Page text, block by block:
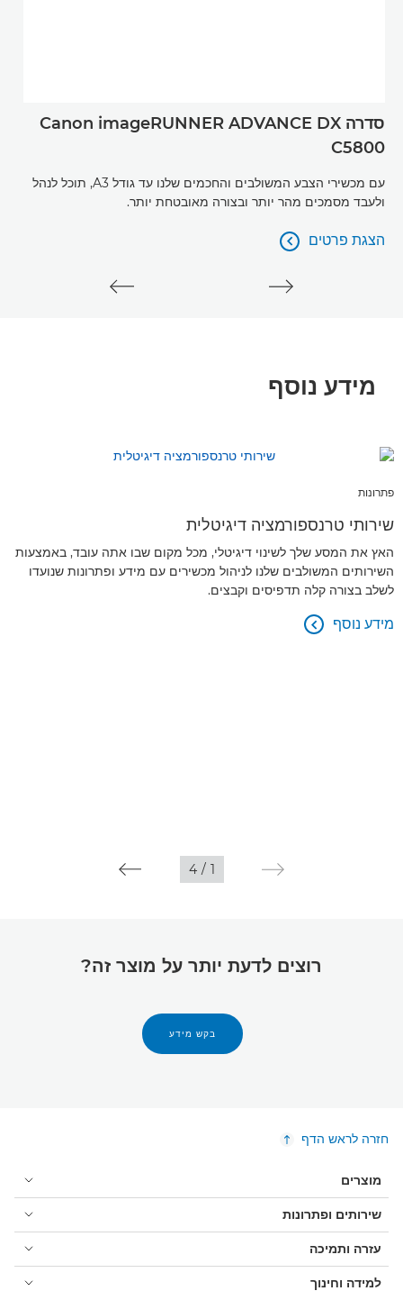
סדרה Canon imageRUNNER ADVANCE DX
C5800
עם מכשירי הצבע המשולבים והחכמים שלנו עד גודל A3, תוכל לנהל
ולעבד מסמכים מהר יותר ובצורה מאובטחת יותר.
הצגת פרטים
הצגת פרטים

מידע נוסף
פתרונות
שירותי טרנספורמציה דיגיטלית
האץ את המסע שלך לשינוי דיגיטלי, מכל מקום שבו אתה עובד, באמצעות
השירותים המשולבים שלנו לניהול מכשירים עם מידע ופתרונות שנועדו
לשלב בצורה קלה תדפיסים וקבצים.
מידע נוסף 
1
/
4
רוצים לדעת יותר על מוצר זה?
בקש מידע
חזרה לראש הדף
מוצרים
שירותים ופתרונות
עזרה ותמיכה
למידה וחינוך